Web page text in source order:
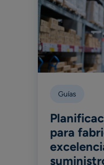
Guías
para